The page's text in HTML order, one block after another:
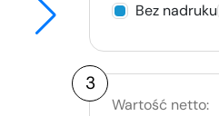
Bez nadruku
3
Wartość netto: